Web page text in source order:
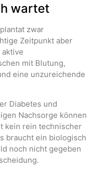
wartet
zwar
Zeitpunkt aber
mit Blutung,
eine unzureichende
Diabetes und
Nachsorge können
kein rein technischer
braucht ein biologisch
noch nicht gegeben